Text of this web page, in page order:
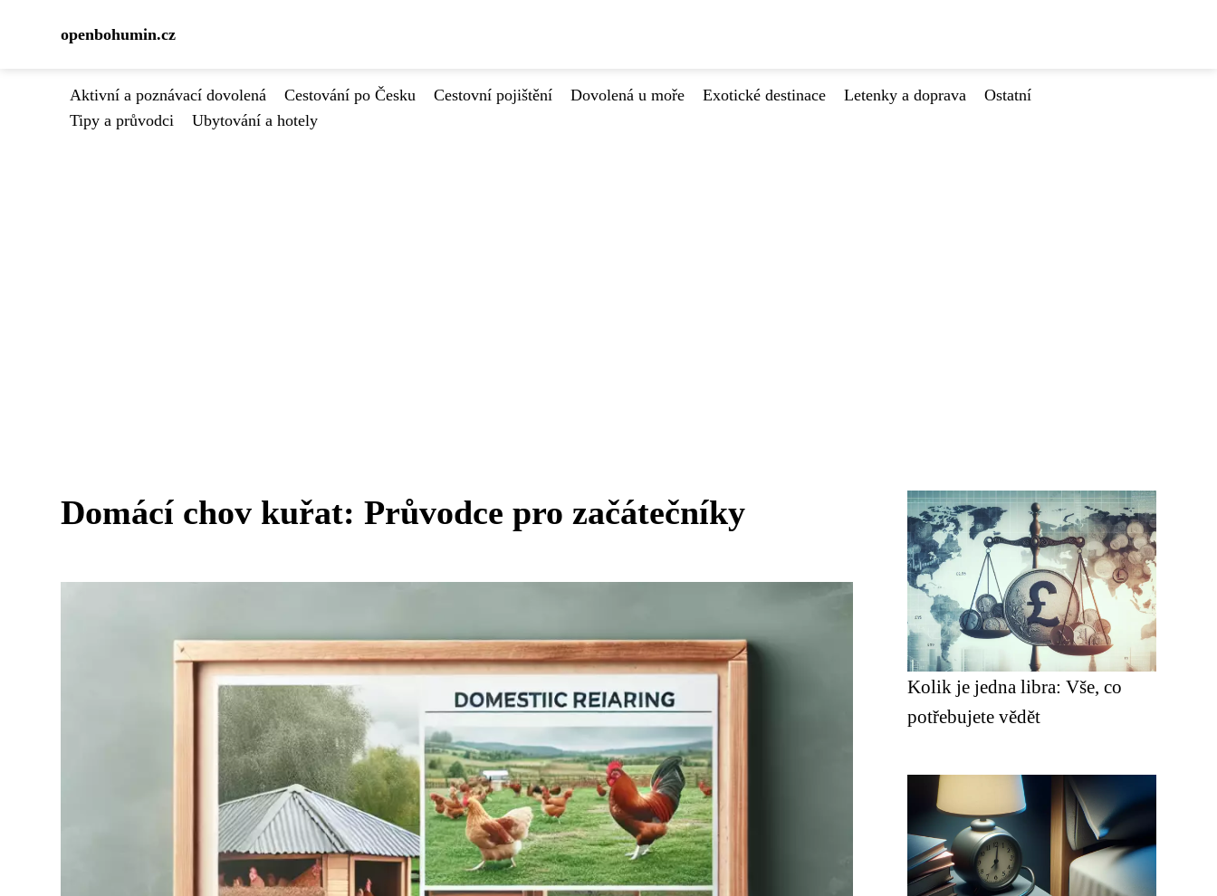
openbohumin.cz
Aktivní a poznávací dovolená Cestování po Česku Cestovní pojištění Dovolená u moře Exotické destinace Letenky a doprava
Ostatní
Tipy a průvodci
Ubytování a hotely
Domácí chov kuřat: Průvodce pro začátečníky
Kolik je jedna libra: Vše, co
potřebujete vědět